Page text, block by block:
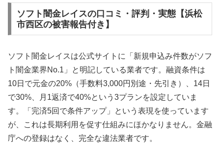
ソフト闇金レイスの口コミ・評判・実態【浜松
市西区の被害報告付き】
ソフト闇金レイスは公式サイトに「新規申込み件数がソフ
ト闇金業界No.1」と明記している業者です。融資条件は
10日で元金の20%（手数料3,000円別途・先引き）、14日
で30%、月1返済で40%という3プランを設定していま
す。「完済5回で条件アップ」という表現を使っています
が、これは長期利用を促す仕組みにほかなりません。金融
庁への登録はなく、完全な違法業者です。